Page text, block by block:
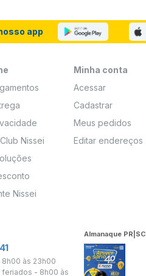
app
Nissei
Nissei
Minha conta
Acessar
Cadastrar
Meus pedidos
Editar endereços
8h00 às 23h00
feriados - 8h00 às
Almanaque PR|SC